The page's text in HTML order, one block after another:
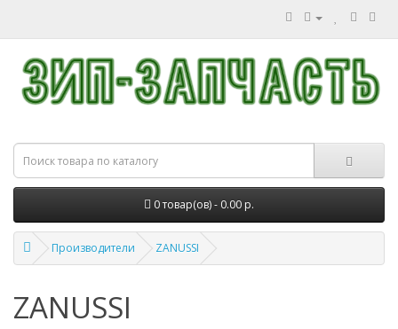
0 товар(ов) - 0.00 р.
Производители ZANUSSI
ZANUSSI